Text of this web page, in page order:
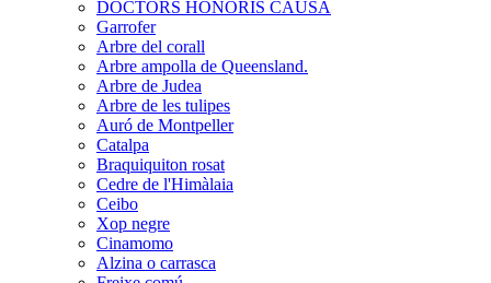
DOCTORS HONORIS CAUSA
Garrofer
Arbre del corall
Arbre ampolla de Queensland.
Arbre de Judea
Arbre de les tulipes
Auró de Montpeller
Catalpa
Braquiquiton rosat
Cedre de l'Himàlaia
Ceibo
Xop negre
Cinamomo
Alzina o carrasca